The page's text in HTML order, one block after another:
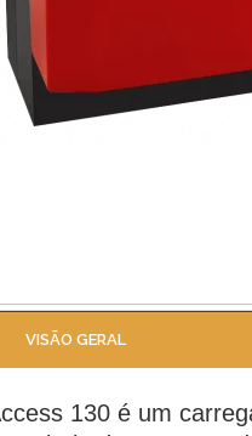
VISÃO GERAL
130 é um